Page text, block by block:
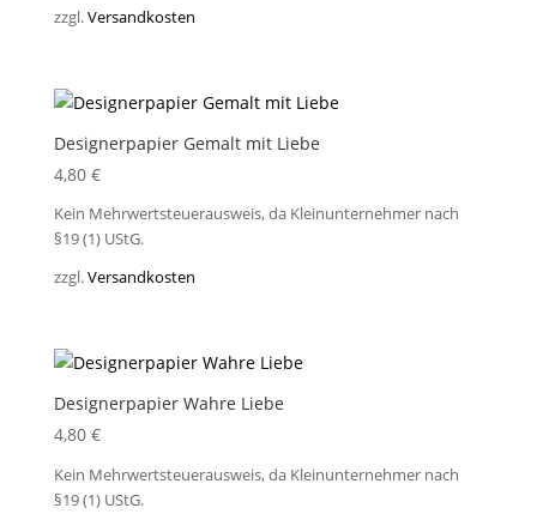
zzgl.Versandkosten
Designerpapier Gemalt mit Liebe
4,80 €
Kein Mehrwertsteuerausweis, da Kleinunternehmer nach
§19 (1) UStG.
zzgl.Versandkosten
Designerpapier Wahre Liebe
4,80 €
Kein Mehrwertsteuerausweis, da Kleinunternehmer nach
§19 (1) UStG.